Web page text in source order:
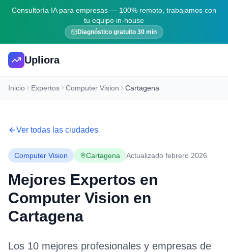
Consultoría IA para empresas — 100% remoto, trabajamos con
tu equipo in-house
Diagnóstico gratuito 30 min
Upliora
Inicio Expertos Computer Vision Cartagena
Ver todas las ciudades
Computer Vision Cartagena Actualizado febrero 2026
Mejores Expertos en
Computer Vision en
Cartagena
Los 10 mejores profesionales y empresas de